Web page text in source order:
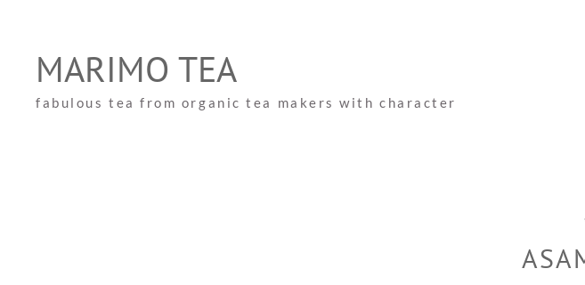
contentMARIMO TEA
fabulous tea from organic tea makers with character